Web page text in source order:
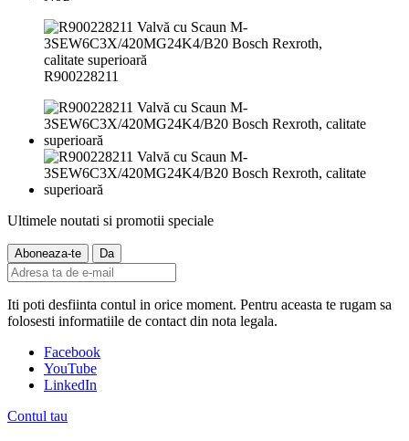
R900228211
Ultimele noutati si promotii speciale
Iti poti desfiinta contul in orice moment. Pentru aceasta te rugam sa
folosesti informatiile de contact din nota legala.
Facebook
YouTube
LinkedIn
Contul tau